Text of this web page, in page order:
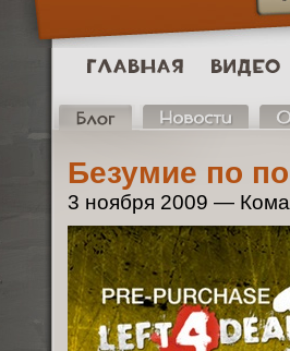
Безумие по
3 ноября 2009 —